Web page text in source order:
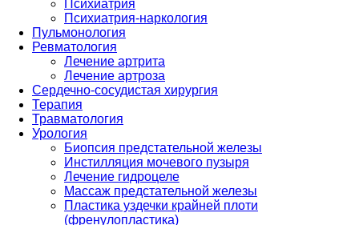
Психиатрия
Психиатрия-наркология
Пульмонология
Ревматология
Лечение артрита
Лечение артроза
Сердечно-сосудистая хирургия
Терапия
Травматология
Урология
Биопсия предстательной железы
Инстилляция мочевого пузыря
Лечение гидроцеле
Массаж предстательной железы
Пластика уздечки крайней плоти
(френулопластика)